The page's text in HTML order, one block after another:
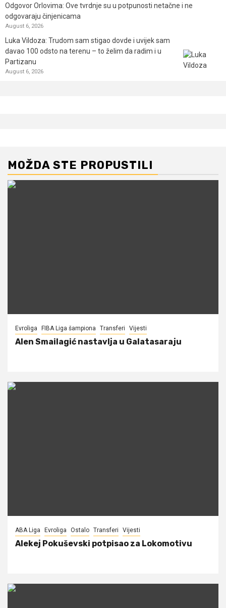
Odgovor Orlovima: ​Ove tvrdnje su u potpunosti netačne i ne
odgovaraju činjenicama
August 6, 2026
Luka Vildoza: Trudom sam stigao dovde i uvijek sam
davao 100 odsto na terenu – to želim da radim i u
Partizanu
August 6, 2026
MOŽDA STE PROPUSTILI
Evroliga FIBA Liga šampiona Transferi Vijesti
Alen Smailagić nastavlja u Galatasaraju
ABA Liga Evroliga Ostalo Transferi Vijesti
Alekej Pokuševski potpisao za Lokomotivu